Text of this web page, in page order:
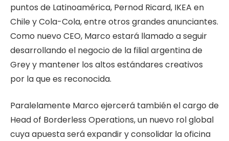
puntos de Latinoamérica, Pernod Ricard, IKEA en
Chile y Cola-Cola, entre otros grandes anunciantes.
Como nuevo CEO, Marco estará llamado a seguir
desarrollando el negocio de la filial argentina de
Grey y mantener los altos estándares creativos
por la que es reconocida.
Paralelamente Marco ejercerá también el cargo de
Head of Borderless Operations, un nuevo rol global
cuya apuesta será expandir y consolidar la oficina